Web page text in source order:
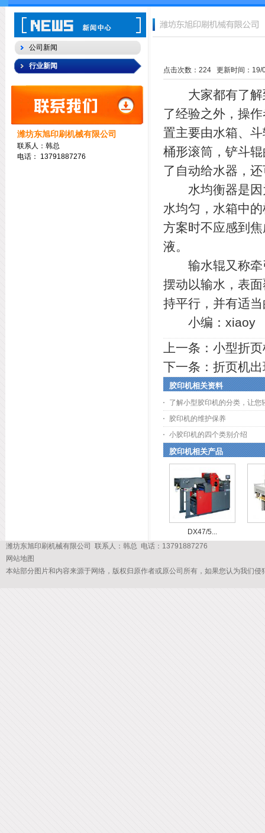
点击次数： 224更新时间：19/
大家都有了解
了经验之外，操
置主要由水箱、
桶形滚筒，铲斗
了自动给水器，
水均衡器是因
水均匀，水箱中
方案时不应感到
液。
输水辊又称牵
摆动以输水，表
持平行，并有适
小编：xiaoy
上一条： 小型折
下一条： 折页机
胶印机相关资料
了解小型胶印机的分类，让您
胶印机的维护保养
小胶印机的四个类别介绍
胶印机相关产品
DX47/5...
公司新闻
行业新闻
潍坊东旭印刷机械有限公司
联系人：韩总
电话： 13791887276
潍坊东旭印刷机械有限公司 联系人：韩总 电话：13791887276
网站地图
本站部分图片和内容来源于网络，版权归原作者或原公司所有，如果您认为我们侵